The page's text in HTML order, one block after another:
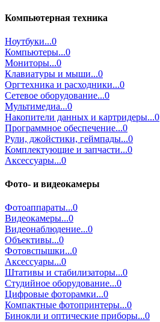
Компьютерная техника
Ноутбуки...0
Компьютеры...0
Мониторы...0
Клавиатуры и мыши...0
Оргтехника и расходники...0
Сетевое оборудование...0
Мультимедиа...0
Накопители данных и картридеры...0
Программное обеспечение...0
Рули, джойстики, геймпады...0
Комплектующие и запчасти...0
Аксессуары...0
Фото- и видеокамеры
Фотоаппараты...0
Видеокамеры...0
Видеонаблюдение...0
Объективы...0
Фотовспышки...0
Аксессуары...0
Штативы и стабилизаторы...0
Студийное оборудование...0
Цифровые фоторамки...0
Компактные фотопринтеры...0
Бинокли и оптические приборы...0